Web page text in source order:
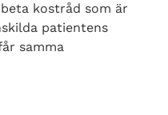
kostråd som är
patientens
samma